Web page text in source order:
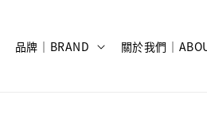
品牌｜BRAND 關於我們｜